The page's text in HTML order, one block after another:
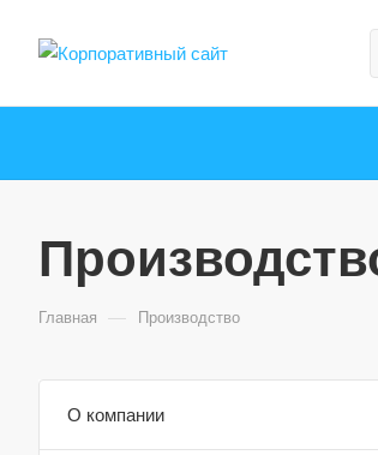
Главная — Производство
О компании